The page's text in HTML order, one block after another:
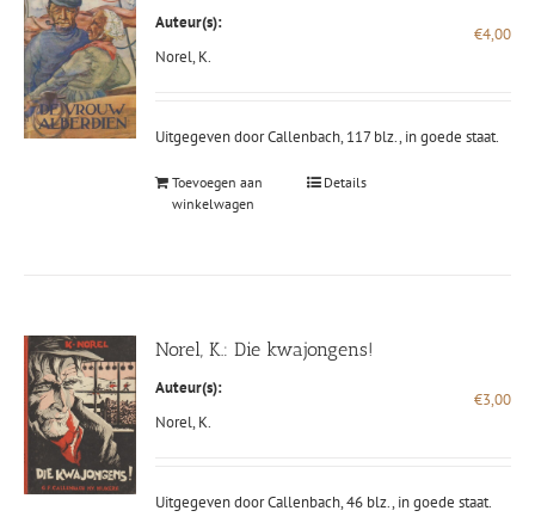
Auteur(s):
Norel, K.
€4,00
Uitgegeven door Callenbach, 117 blz., in goede staat.
Toevoegen aan
winkelwagen
Details
Norel, K.: Die kwajongens!
Auteur(s):
Norel, K.
€3,00
Uitgegeven door Callenbach, 46 blz., in goede staat.